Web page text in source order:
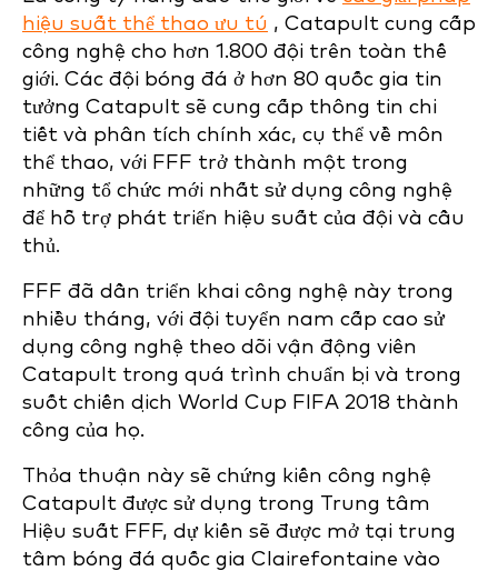
hiệu suất thể thao ưu tú , Catapult cung cấp
công nghệ cho hơn 1.800 đội trên toàn thế
giới. Các đội bóng đá ở hơn 80 quốc gia tin
tưởng Catapult sẽ cung cấp thông tin chi
tiết và phân tích chính xác, cụ thể về môn
thể thao, với FFF trở thành một trong
những tổ chức mới nhất sử dụng công nghệ
để hỗ trợ phát triển hiệu suất của đội và cầu
thủ.
FFF đã dần triển khai công nghệ này trong
nhiều tháng, với đội tuyển nam cấp cao sử
dụng công nghệ theo dõi vận động viên
Catapult trong quá trình chuẩn bị và trong
suốt chiến dịch World Cup FIFA 2018 thành
công của họ.
Thỏa thuận này sẽ chứng kiến công nghệ
Catapult được sử dụng trong Trung tâm
Hiệu suất FFF, dự kiến sẽ được mở tại trung
tâm bóng đá quốc gia Clairefontaine vào